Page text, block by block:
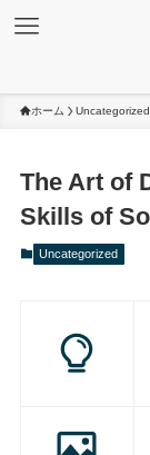
ホーム Uncategorized
The Art of
Skills of
Uncategorized